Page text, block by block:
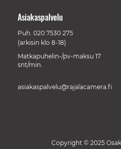
Asiakaspalvelu
Puh. 020 7530 275
(arkisin klo 8-18)
Matkapuhelin-/pv-maksu 17
snt/min.
asiakaspalvelu@rajalacamera.fi
Copyright © 2025